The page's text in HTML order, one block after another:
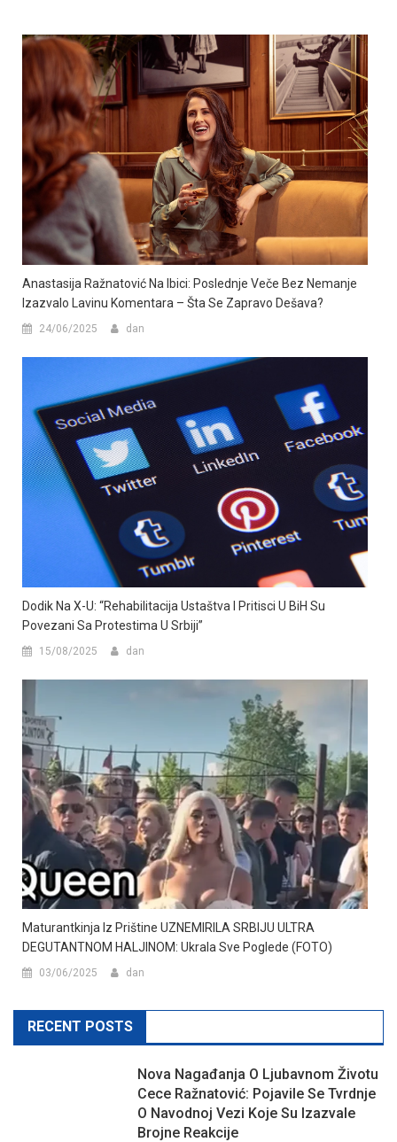
Anastasija Ražnatović Na Ibici: Poslednje Veče Bez Nemanje
Izazvalo Lavinu Komentara – Šta Se Zapravo Dešava?
24/06/2025 dan
Dodik Na X-U: “Rehabilitacija Ustaštva I Pritisci U BiH Su
Povezani Sa Protestima U Srbiji”
15/08/2025 dan
Maturantkinja Iz Prištine UZNEMIRILA SRBIJU ULTRA
DEGUTANTNOM HALJINOM: Ukrala Sve Poglede (FOTO)
03/06/2025 dan
RECENT POSTS
Nova Nagađanja O Ljubavnom Životu
Cece Ražnatović: Pojavile Se Tvrdnje
O Navodnoj Vezi Koje Su Izazvale
Brojne Reakcije